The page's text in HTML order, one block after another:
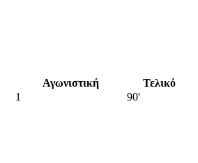
Αγωνιστική
Τελικό
1 90'